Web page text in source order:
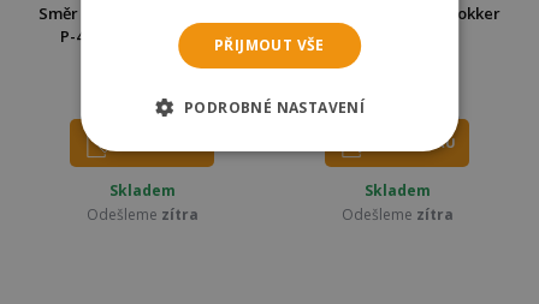
Směr Model letadlo Curtiss
P-40 K Kittyhawk MK.3
13,2x15,7cm
159 Kč
Skladem
Odešleme zítra
Směr Model letadlo Fokker
Dr.1 13x16,1cm
120 Kč
DO KOŠÍKU
Skladem
Odešleme zítra
PŘIJMOUT VŠE
PODROBNÉ NASTAVENÍ